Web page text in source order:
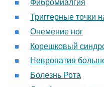
Фибромиалгия
Триггерные точки
Онемение ног
Корешковый
Невропатия
Болезнь Рота